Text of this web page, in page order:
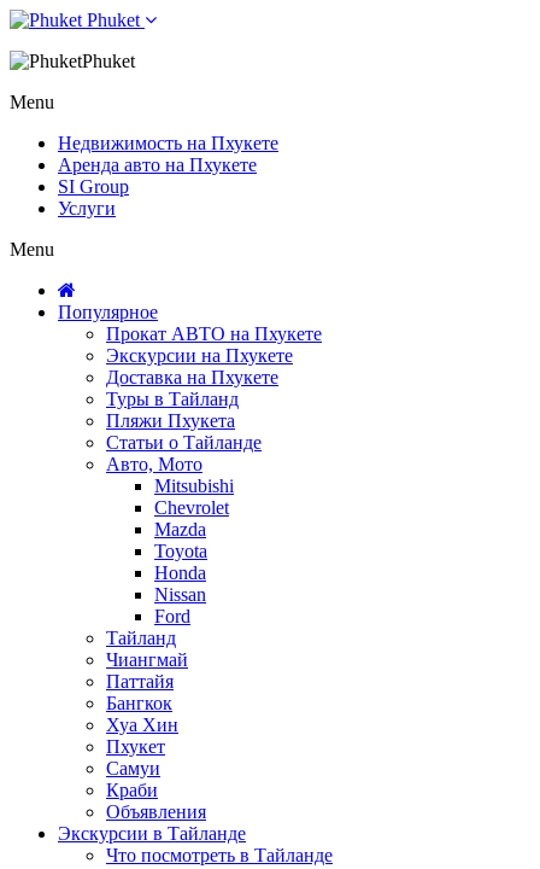
Phuket
Phuket
Menu
Недвижимость на Пхукете
Аренда авто на Пхукете
SI Group
Услуги
Menu
Популярное
Прокат АВТО на Пхукете
Экскурсии на Пхукете
Доставка на Пхукете
Туры в Тайланд
Пляжи Пхукета
Статьи о Тайланде
Авто, Мото
Mitsubishi
Chevrolet
Mazda
Toyota
Honda
Nissan
Ford
Тайланд
Чиангмай
Паттайя
Бангкок
Хуа Хин
Пхукет
Самуи
Краби
Объявления
Экскурсии в Тайланде
Что посмотреть в Тайланде